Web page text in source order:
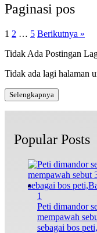
Paginasi pos
1 2 … 5 Berikutnya »
Tidak Ada Postingan
Tidak ada lagi halaman
Selengkapnya
Popular Posts
1
Peti dimandor
mempawah
sebagai bos